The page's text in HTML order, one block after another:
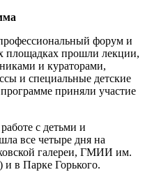
форум и
площадках прошли лекции,
и кураторами,
и специальные детские
приняли участие
с детьми и
все четыре дня на
галереи, ГМИИ им.
в Парке Горького.